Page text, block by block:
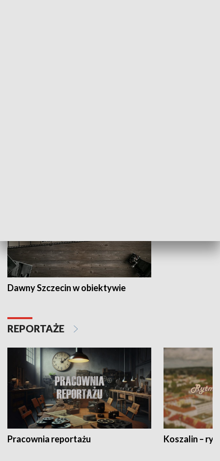
Dawny Szczecin w obiektywie
REPORTAŻE
Pracownia reportażu Koszalin –